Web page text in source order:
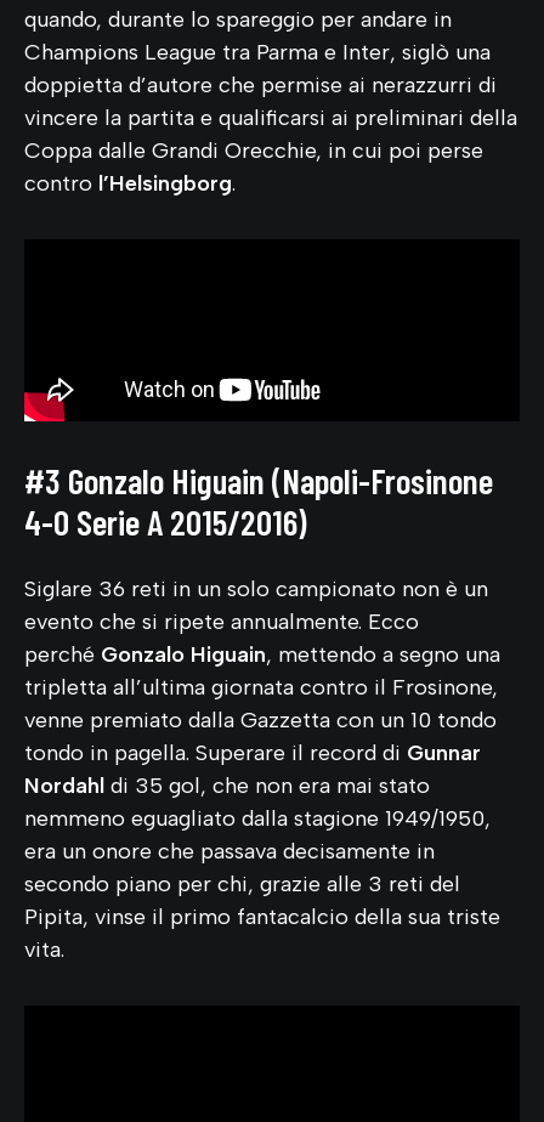
quando, durante lo spareggio per andare in
Champions League tra Parma e Inter, siglò una
doppietta d’autore che permise ai nerazzurri di
vincere la partita e qualificarsi ai preliminari della
Coppa dalle Grandi Orecchie, in cui poi perse
contro l’Helsingborg.
#3 Gonzalo Higuain (Napoli-Frosinone
4-0 Serie A 2015/2016)
Siglare 36 reti in un solo campionato non è un
evento che si ripete annualmente. Ecco
perché Gonzalo Higuain, mettendo a segno una
tripletta all’ultima giornata contro il Frosinone,
venne premiato dalla Gazzetta con un 10 tondo
tondo in pagella. Superare il record di Gunnar
Nordahl di 35 gol, che non era mai stato
nemmeno eguagliato dalla stagione 1949/1950,
era un onore che passava decisamente in
secondo piano per chi, grazie alle 3 reti del
Pipita, vinse il primo fantacalcio della sua triste
vita.